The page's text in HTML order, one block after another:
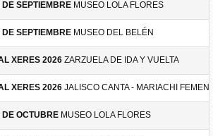
DE SEPTIEMBRE MUSEO LOLA FLORES
DE SEPTIEMBRE MUSEO DEL BELÉN
XERES 2026 ZARZUELA DE IDA Y VUELTA
XERES 2026 JALISCO CANTA - MARIACHI
DE OCTUBRE MUSEO LOLA FLORES